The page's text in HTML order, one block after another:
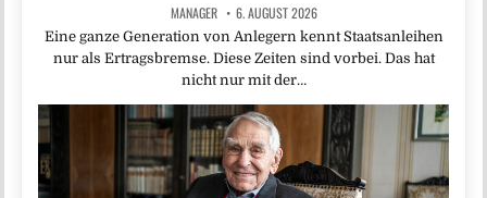
MANAGER 6. AUGUST 2026
Eine ganze Generation von Anlegern kennt Staatsanleihen
nur als Ertragsbremse. Diese Zeiten sind vorbei. Das hat
nicht nur mit der…